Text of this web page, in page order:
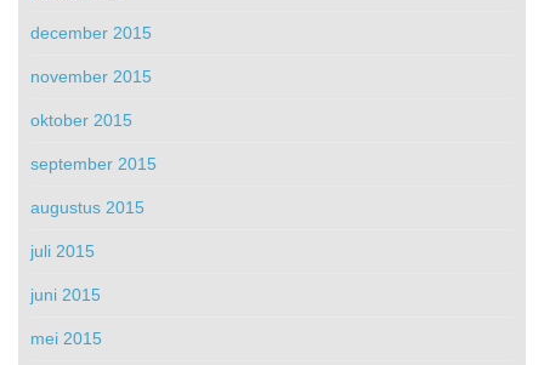
december 2015
november 2015
oktober 2015
september 2015
augustus 2015
juli 2015
juni 2015
mei 2015